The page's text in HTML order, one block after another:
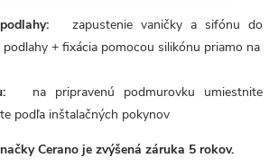
zapustenie vaničky a sifónu do
+ fixácia pomocou silikónu priamo na
na pripravenú podmurovku umiestnite
podľa inštalačných pokynov
Cerano je zvýšená záruka 5 rokov.